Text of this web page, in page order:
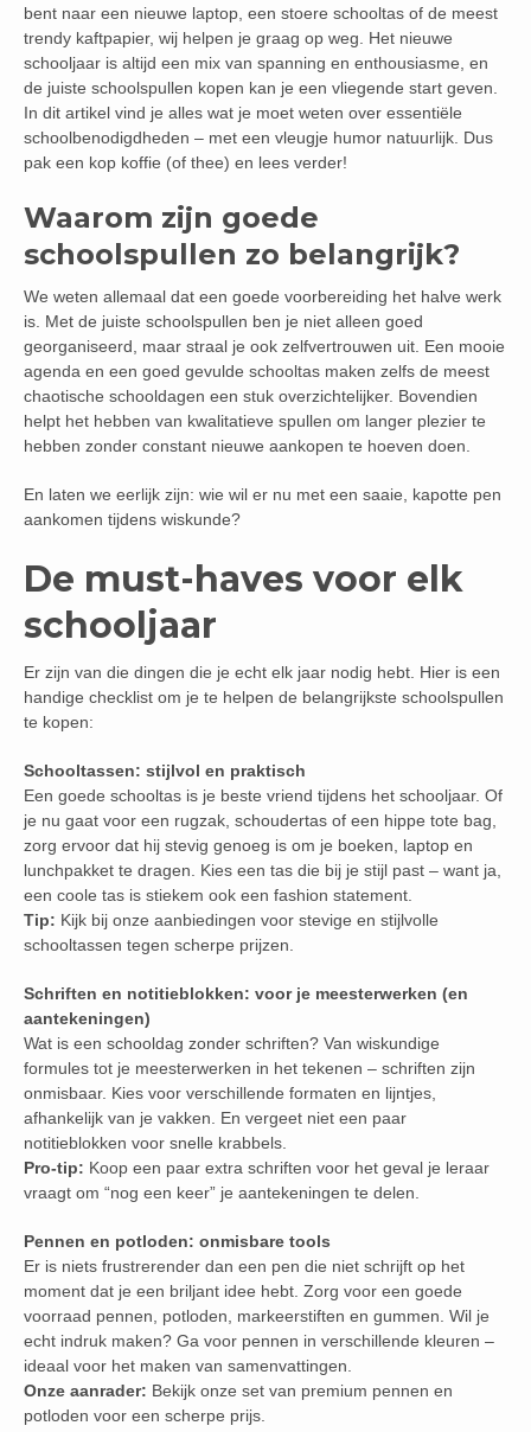
bent naar een nieuwe laptop, een stoere schooltas of de meest
trendy kaftpapier, wij helpen je graag op weg. Het nieuwe
schooljaar is altijd een mix van spanning en enthousiasme, en
de juiste schoolspullen kopen kan je een vliegende start geven.
In dit artikel vind je alles wat je moet weten over essentiële
schoolbenodigdheden – met een vleugje humor natuurlijk. Dus
pak een kop koffie (of thee) en lees verder!
Waarom zijn goede
schoolspullen zo belangrijk?
We weten allemaal dat een goede voorbereiding het halve werk
is. Met de juiste schoolspullen ben je niet alleen goed
georganiseerd, maar straal je ook zelfvertrouwen uit. Een mooie
agenda en een goed gevulde schooltas maken zelfs de meest
chaotische schooldagen een stuk overzichtelijker. Bovendien
helpt het hebben van kwalitatieve spullen om langer plezier te
hebben zonder constant nieuwe aankopen te hoeven doen.
En laten we eerlijk zijn: wie wil er nu met een saaie, kapotte pen
aankomen tijdens wiskunde?
De must-haves voor elk
schooljaar
Er zijn van die dingen die je echt elk jaar nodig hebt. Hier is een
handige checklist om je te helpen de belangrijkste schoolspullen
te kopen:
Schooltassen: stijlvol en praktisch
Een goede schooltas is je beste vriend tijdens het schooljaar. Of
je nu gaat voor een rugzak, schoudertas of een hippe tote bag,
zorg ervoor dat hij stevig genoeg is om je boeken, laptop en
lunchpakket te dragen. Kies een tas die bij je stijl past – want ja,
een coole tas is stiekem ook een fashion statement.
Tip: Kijk bij onze aanbiedingen voor stevige en stijlvolle
schooltassen tegen scherpe prijzen.
Schriften en notitieblokken: voor je meesterwerken (en
aantekeningen)
Wat is een schooldag zonder schriften? Van wiskundige
formules tot je meesterwerken in het tekenen – schriften zijn
onmisbaar. Kies voor verschillende formaten en lijntjes,
afhankelijk van je vakken. En vergeet niet een paar
notitieblokken voor snelle krabbels.
Pro-tip: Koop een paar extra schriften voor het geval je leraar
vraagt om “nog een keer” je aantekeningen te delen.
Pennen en potloden: onmisbare tools
Er is niets frustrerender dan een pen die niet schrijft op het
moment dat je een briljant idee hebt. Zorg voor een goede
voorraad pennen, potloden, markeerstiften en gummen. Wil je
echt indruk maken? Ga voor pennen in verschillende kleuren –
ideaal voor het maken van samenvattingen.
Onze aanrader: Bekijk onze set van premium pennen en
potloden voor een scherpe prijs.